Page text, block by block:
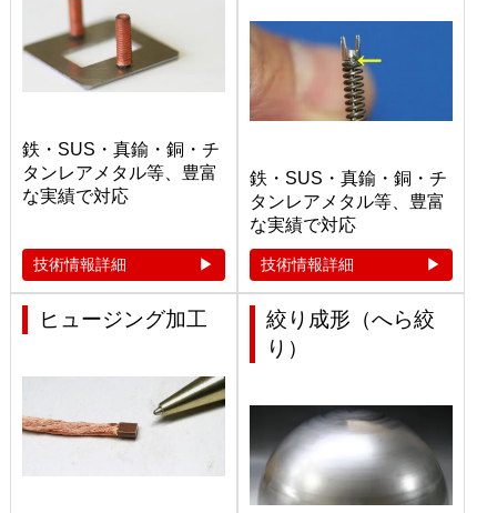
鉄・SUS・真鍮・銅・チ
タンレアメタル等、豊富
な実績で対応
技術情報詳細
鉄・SUS・真鍮・銅・チ
タンレアメタル等、豊富
な実績で対応
技術情報詳細
ヒュージング加工
絞り成形（へら絞
り）